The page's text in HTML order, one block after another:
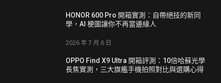
HONOR 600 Pro 開箱實測：自帶絕技的新同
學，AI 梗圖讓你不再當邊緣人
2026 年 7 月 6 日
OPPO Find X9 Ultra 開箱評測：10倍哈蘇光學
長焦實測，三大旗艦手機拍照對比與選購心得